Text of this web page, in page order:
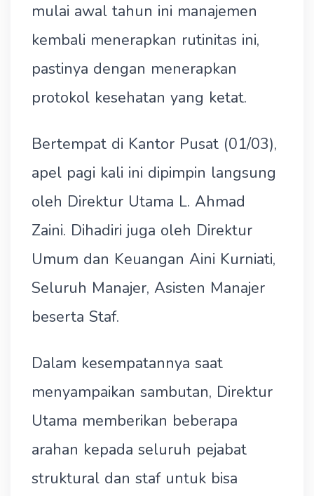
mulai awal tahun ini manajemen
kembali menerapkan rutinitas ini,
pastinya dengan menerapkan
protokol kesehatan yang ketat.
Bertempat di Kantor Pusat (01/03),
apel pagi kali ini dipimpin langsung
oleh Direktur Utama L. Ahmad
Zaini. Dihadiri juga oleh Direktur
Umum dan Keuangan Aini Kurniati,
Seluruh Manajer, Asisten Manajer
beserta Staf.
Dalam kesempatannya saat
menyampaikan sambutan, Direktur
Utama memberikan beberapa
arahan kepada seluruh pejabat
struktural dan staf untuk bisa